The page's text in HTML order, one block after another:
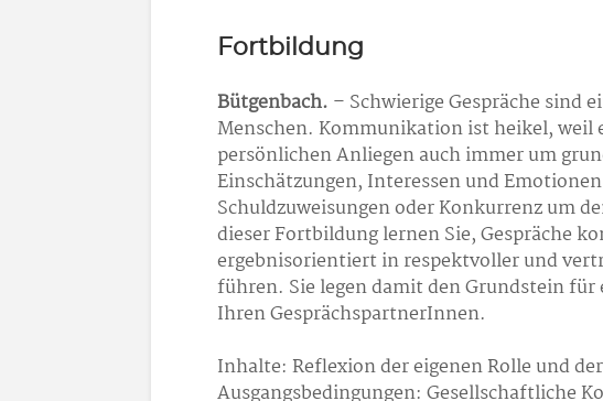
Fortbildung
Bütgenbach. – Schwierige Gespräche sind
Menschen. Kommunikation ist heikel, weil
persönlichen Anliegen auch immer um
Einschätzungen, Interessen und
Schuldzuweisungen oder Konkurrenz um
dieser Fortbildung lernen Sie, Gespräche
ergebnisorientiert in respektvoller und
führen. Sie legen damit den Grundstein
Ihren GesprächspartnerInnen.
Inhalte: Reflexion der eigenen Rolle und
Ausgangsbedingungen: Gesellschaftliche